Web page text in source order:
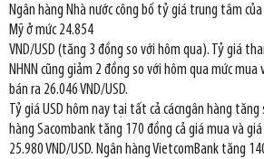
Ngân hàng Nhà nước công bố tỷ giá trung tâm
Mỹ ở mức 24.854
VND/USD (tăng 3 đồng so với hôm qua). Tỷ giá
NHNN cũng giảm 2 đồng so với hôm qua mức mua
bán ra 26.046 VND/USD.
Tỷ giá USD hôm nay tại tất cả cácngân hàng tăng
hàng Sacombank tăng 170 đồng cả giá mua và
25.980 VND/USD. Ngân hàng VietcomBank tăng